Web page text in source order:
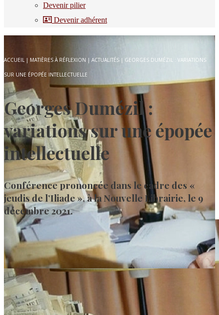
Devenir pilier
Devenir adhérent
ACCUEIL | MATIÈRES À RÉFLEXION | ACTUALITÉS | GEORGES DUMÉZIL : VARIATIONS
SUR UNE ÉPOPÉE INTELLECTUELLE
Georges Dumézil :
variations sur une épopée
intellectuelle
Conférence prononcée dans le cadre des «
jeudis de l’Iliade », à la Nouvelle Librairie, le 9
décembre 2021.